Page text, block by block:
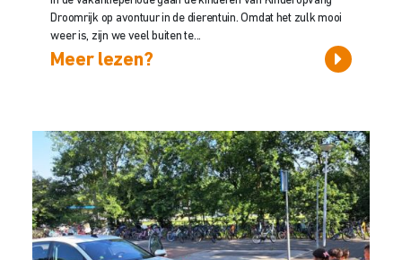
Droomrijk op avontuur in de dierentuin. Omdat het zulk mooi
weer is, zijn we veel buiten te...
Meer lezen?